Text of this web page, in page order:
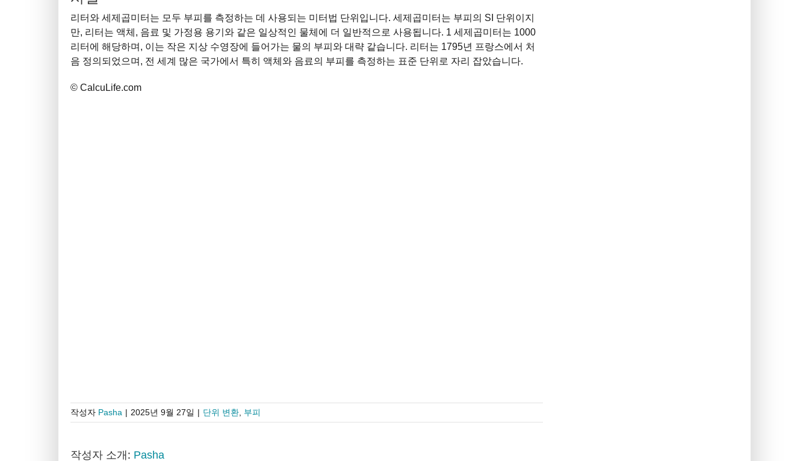
리터와 세제곱미터는 모두 부피를 측정하는 데 사용되는 미터법 단위입니다. 세제곱미터는 부피의 SI 단위이지
만, 리터는 액체, 음료 및 가정용 용기와 같은 일상적인 물체에 더 일반적으로 사용됩니다. 1 세제곱미터는 1000
리터에 해당하며, 이는 작은 지상 수영장에 들어가는 물의 부피와 대략 같습니다. 리터는 1795년 프랑스에서 처
음 정의되었으며, 전 세계 많은 국가에서 특히 액체와 음료의 부피를 측정하는 표준 단위로 자리 잡았습니다.
© CalcuLife.com
작성자 Pasha | 2025년 9월 27일 | 단위 변환 부피
작성자 소개: Pasha